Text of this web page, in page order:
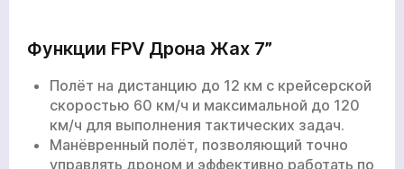
Функции FPV Дрона Жах 7”
Полёт на дистанцию до 12 км с крейсерской
скоростью 60 км/ч и максимальной до 120
км/ч для выполнения тактических задач.
Манёвренный полёт, позволяющий точно
управлять дроном и эффективно работать по